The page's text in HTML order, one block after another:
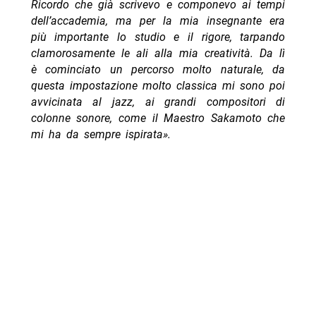
Ricordo che già scrivevo e componevo ai tempi
dell’accademia, ma per la mia insegnante era
più importante lo studio e il rigore, tarpando
clamorosamente le ali alla mia creatività. Da lì
è cominciato un percorso molto naturale, da
questa impostazione molto classica mi sono poi
avvicinata al jazz, ai grandi compositori di
colonne sonore, come il Maestro Sakamoto che
mi ha da sempre ispirata».